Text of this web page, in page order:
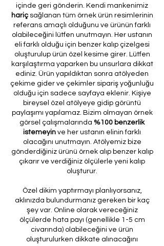
içinde geri gönderin. Kendi mankenimiz
hariçsağlanan tüm örnek ürün resimlerinin
referans amaçlı olduğunu ve ürünün farklı
olabileceğini lütfen unutmayın. Her ustanın
eli farklı olduğu için benzer kalıp çizelgesi
oluşturulup ürün özel kesime girer. Lütfen
karşılaştırma yaparken bu unsurlara dikkat
ediniz. Ürün yapıldıktan sonra atölyeden
çekime gider ve çekimler sipariş yoğunluğu
olduğu için sadece sayfaya eklenir. Kişiye
bireysel özel atölyeye gidip görüntü
paylaşımı yapılamaz. Bizim olmayan örnek
görsel çalışmalarında %100 benzerlik
istemeyin ve her ustanın elinin farklı
olacağını unutmayın. Atölyemiz bize
gönderdiğiniz ürünü örnek alıp benzer kalıp
çıkarır ve verdiğiniz ölçülerle yeni kalıp
oluşturur.
Özel dikim yaptırmayı planlıyorsanız,
aklınızda bulundurmanız gereken bir kaç
şey var. Online olarak vereceğiniz
ölçülerde hata payı (genellikle 1-5 cm
civarında) olabileceğini ve ürün
oluşturulurken dikkate alınacağını